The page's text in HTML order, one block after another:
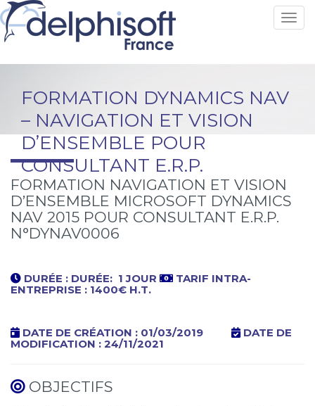
FORMATION DYNAMICS NAV
– NAVIGATION ET VISION
D’ENSEMBLE POUR
CONSULTANT E.R.P.
FORMATION NAVIGATION ET VISION
D’ENSEMBLE MICROSOFT DYNAMICS
NAV 2015 POUR CONSULTANT E.R.P.
N°DYNAV0006
DURÉE : DURÉE: 1 JOUR
TARIF INTRA-
ENTREPRISE : 1400€ H.T.
DATE DE CRÉATION : 01/03/2019
DATE DE
MODIFICATION : 24/11/2021
OBJECTIFS